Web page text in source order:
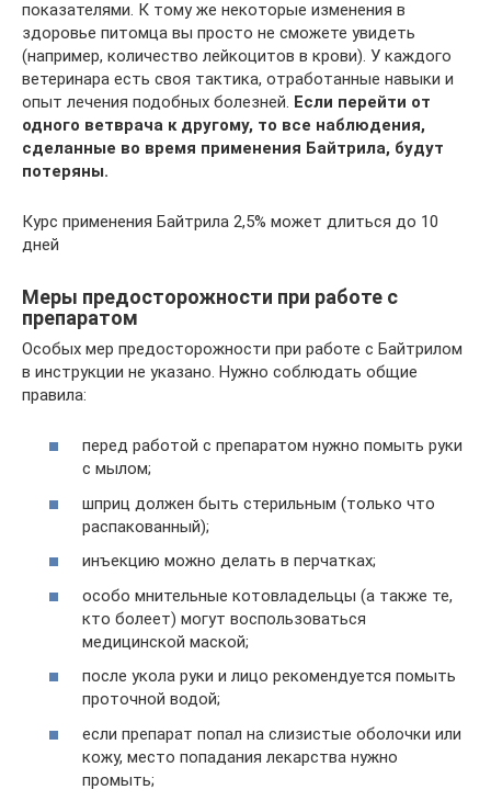
показателями. К тому же некоторые изменения в
здоровье питомца вы просто не сможете увидеть
(например, количество лейкоцитов в крови). У каждого
ветеринара есть своя тактика, отработанные навыки и
опыт лечения подобных болезней. Если перейти от
одного ветврача к другому, то все наблюдения,
сделанные во время применения Байтрила, будут
потеряны.
Курс применения Байтрила 2,5% может длиться до 10
дней
Меры предосторожности при работе с
препаратом
Особых мер предосторожности при работе с Байтрилом
в инструкции не указано. Нужно соблюдать общие
правила:
перед работой с препаратом нужно помыть руки
с мылом;
шприц должен быть стерильным (только что
распакованный);
инъекцию можно делать в перчатках;
особо мнительные котовладельцы (а также те,
кто болеет) могут воспользоваться
медицинской маской;
после укола руки и лицо рекомендуется помыть
проточной водой;
если препарат попал на слизистые оболочки или
кожу, место попадания лекарства нужно
промыть;